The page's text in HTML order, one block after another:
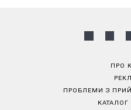
ПРО
ПРОБЛЕМИ З